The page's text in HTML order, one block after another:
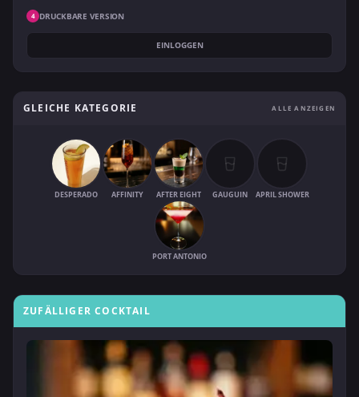
4 DRUCKBARE VERSION
EINLOGGEN
GLEICHE KATEGORIE ALLE ANZEIGEN
DESPERADO AFFINITY AFTER EIGHT GAUGUIN APRIL SHOWER
PORT ANTONIO
ZUFÄLLIGER COCKTAIL